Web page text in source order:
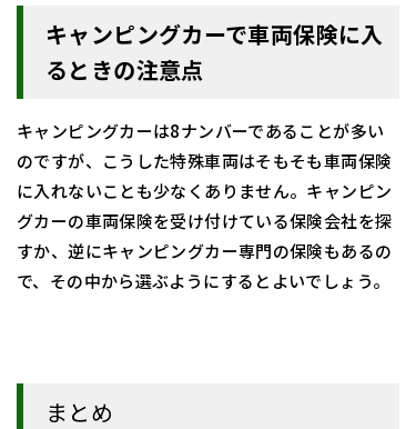
キャンピングカーで車両保険に入
るときの注意点
キャンピングカーは8ナンバーであることが多い
のですが、こうした特殊車両はそもそも車両保険
に入れないことも少なくありません。キャンピン
グカーの車両保険を受け付けている保険会社を探
すか、逆にキャンピングカー専門の保険もあるの
で、その中から選ぶようにするとよいでしょう。
まとめ